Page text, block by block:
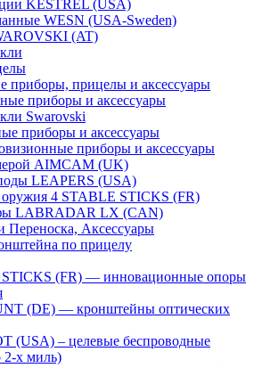
KESTREL (USA)
WESN (USA-Sweden)
(AT)
приборы, прицелы и аксессуары
приборы и аксессуары
Swarovski
приборы и аксессуары
приборы и аксессуары
AIMCAM (UK)
LEAPERS (USA)
4 STABLE STICKS (FR)
LABRADAR LX (CAN)
Переноска, Аксессуары
по прицелу
(FR) — инновационные опоры
(DE) — кронштейны оптических
(USA) – целевые беспроводные
2-х миль)